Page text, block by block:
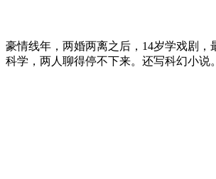
豪情线年，两婚两离之后，14岁学戏剧，
科学，两人聊得停不下来。还写科幻小